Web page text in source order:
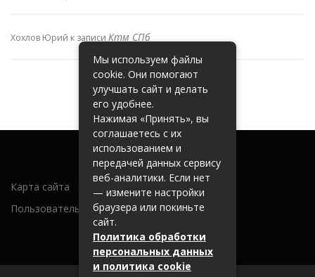
Хохлов Юрий к записи Ктм СПб
Карта сайта
Пользовательское соглашение
Мы используем файлы
cookie. Они помогают
улучшать сайт и делать
его удобнее.
Нажимая «Принять», вы
соглашаетесь с их
использованием и
передачей данных сервису
веб-аналитики. Если нет
— измените настройки
браузера или покиньте
сайт.
Политика обработки
персональных данных
и политика cookie